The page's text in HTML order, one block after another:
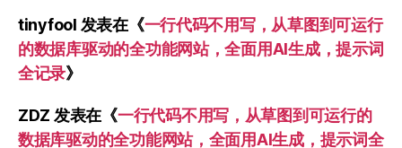
tinyfool 发表在《一行代码不用写，从草图到可运行
的数据库驱动的全功能网站，全面用AI生成，提示词
全记录》
ZDZ 发表在《一行代码不用写，从草图到可运行的
数据库驱动的全功能网站，全面用AI生成，提示词全